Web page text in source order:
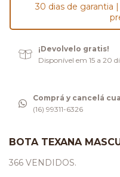
30 dias de garantia
¡Devolvelo gratis!
Disponível em 15 a 20
Comprá y cancelá
(16) 99311-6326
BOTA TEXANA
366 VENDIDOS.